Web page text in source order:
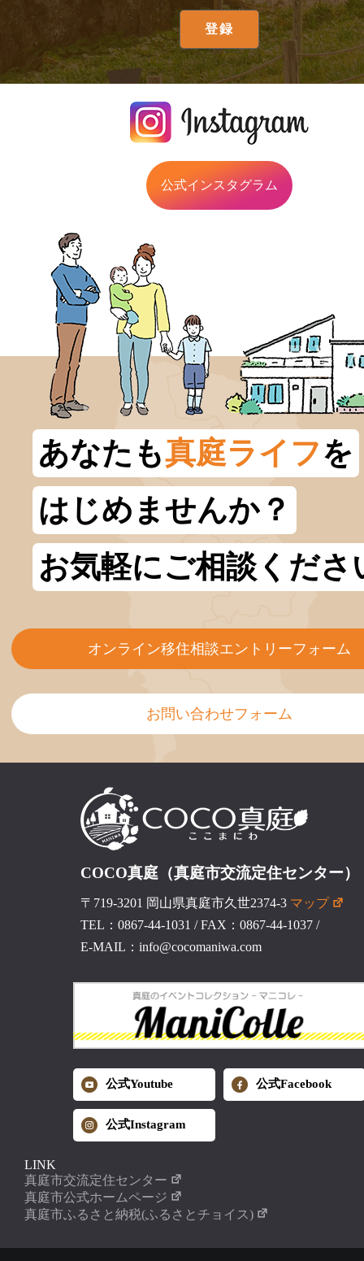
公式インスタグラム
あなたも真庭ライフを
はじめませんか？
お気軽にご相談くださ
オンライン移住相談エントリーフォーム
お問い合わせフォーム
COCO真庭（真庭市交流定住センター）
〒719-3201 岡山県真庭市久世2374-3 マップ
TEL：0867-44-1031 /FAX：0867-44-1037/
E-MAIL：info@cocomaniwa.com
公式Youtube 公式Facebook
公式Instagram
LINK
真庭市交流定住センター
真庭市公式ホームページ
真庭市ふるさと納税(ふるさとチョイス)